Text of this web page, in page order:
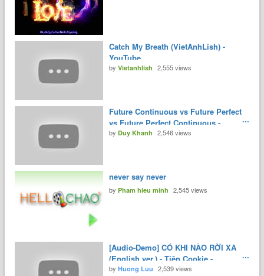
Catch My Breath (VietAnhLish) -
YouTube
byVietanhlish 2,555 views
Future Continuous vs Future Perfect
vs Future Perfect Continuous -
English Tenses Lesson 9 - YouTube
byDuy Khanh 2,546 views
never say never
byPham hieu minh 2,545 views
[Audio-Demo] CÓ KHI NÀO RỜI XA
(English ver.) - Tiên Cookie -
YouTube
byHuong Luu 2,539 views